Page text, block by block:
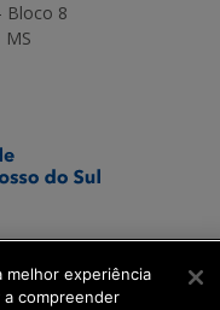
Bloco 8
melhor experiência
compreender